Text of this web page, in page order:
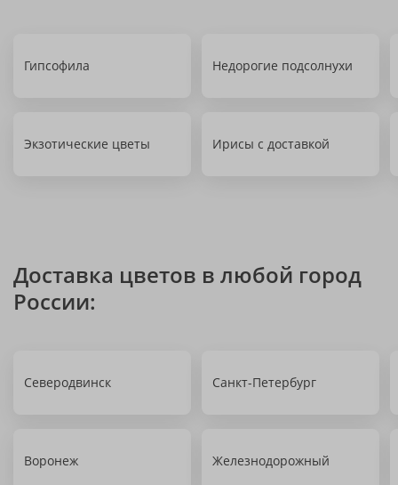
Гипсофила Недорогие подсолнухи
Экзотические цветы Ирисы с доставкой
Доставка цветов в любой город
России:
Северодвинск Санкт-Петербург
Воронеж Железнодорожный